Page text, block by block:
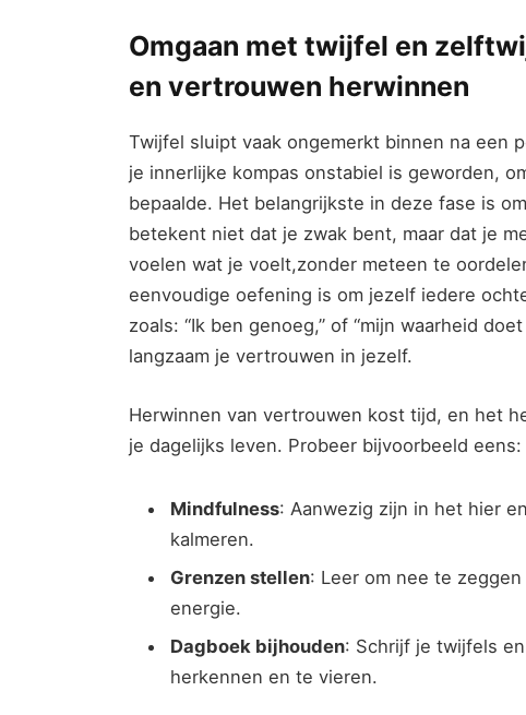
Omgaan ⁣met twijfel en
en vertrouwen⁢ herwinnen
Twijfel ⁣sluipt vaak ongemerkt binnen na ‌een
je innerlijke ‍kompas onstabiel is geworden,
bepaalde. Het​ belangrijkste in deze fase is‌
betekent niet ⁢dat ​je zwak bent, maar dat je
voelen wat‍ je voelt,zonder meteen te
eenvoudige oefening is om jezelf ​iedere
zoals: ‌“Ik ben genoeg,” of “mijn ​waarheid⁣
⁢langzaam je vertrouwen ⁢in jezelf.
Herwinnen van vertrouwen kost‍ tijd, en het
je dagelijks leven. Probeer bijvoorbeeld eens:
Mindfulness: Aanwezig zijn in het ‌hier
kalmeren.
Grenzen stellen: Leer om nee​ te
energie.
Dagboek bijhouden: Schrijf je twijfels
herkennen en te vieren.